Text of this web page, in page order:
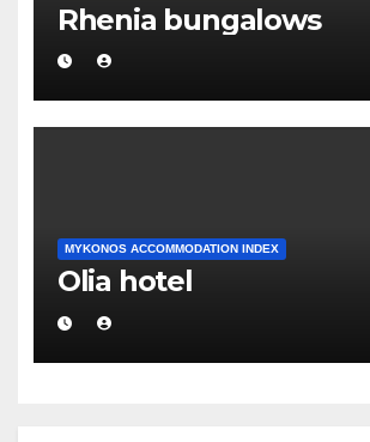
Rhenia bungalows
MYKONOS ACCOMMODATION INDEX
Olia hotel